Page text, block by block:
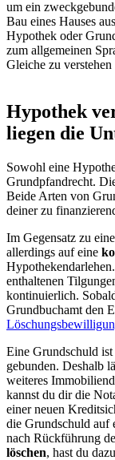
um ein
Bau eines Hauses
Hypothek oder
zum allgemeinen
Gleiche zu
Hypothek
liegen die
Sowohl eine
Grundpfandrecht.
Beide Arten von
deiner zu
Im Gegensatz zu
allerdings auf eine
enthaltenen
kontinuierlich.
Grundbuchamt den
Eine Grundschuld
gebunden. Deshalb
weiteres
kannst du dir die
einer neuen
die Grundschuld auf
nach Rückführung
löschen, hast du